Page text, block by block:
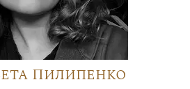
Пилипенко